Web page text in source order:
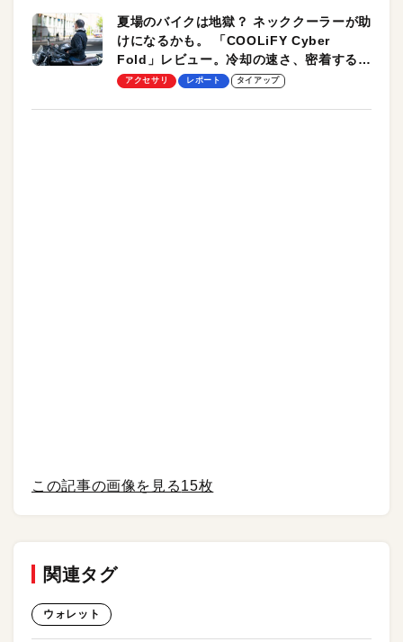
夏場のバイクは地獄？ ネッククーラーが助
けになるかも。 「COOLiFY Cyber
Fold」レビュー。冷却の速さ、密着する冷
却プレート、シンプルな操作性がグッド！
アクセサリ レポート タイアップ
この記事の画像を見る15枚
関連タグ
ウォレット